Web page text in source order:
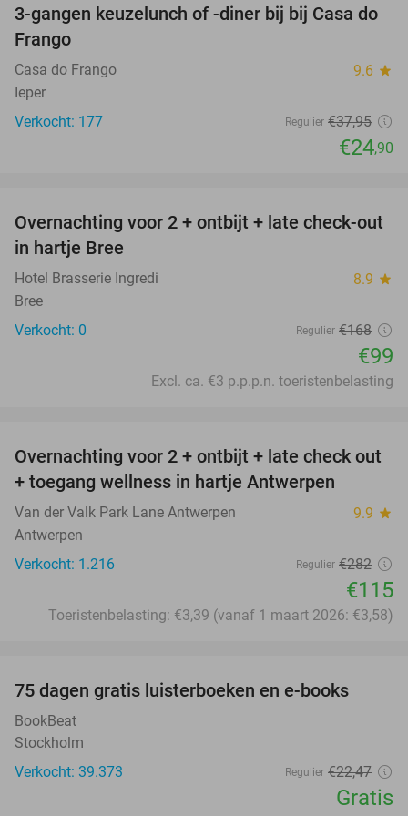
34%
3-gangen keuzelunch of -diner bij bij Casa do
Frango
Casa do Frango 9.6 star
Ieper
Verkocht: 177
Regulier €37,95
€24,90
41%
TODAY
Overnachting voor 2 + ontbijt + late check-out
in hartje Bree
Hotel Brasserie Ingredi 8.9 star
Bree
Verkocht: 0
Regulier €168
€99
Excl. ca. €3 p.p.p.n. toeristenbelasting
59%
Overnachting voor 2 + ontbijt + late check out
+ toegang wellness in hartje Antwerpen
Van der Valk Park Lane Antwerpen 9.9 star
Antwerpen
Verkocht: 1.216
Regulier €282
€115
Toeristenbelasting: €3,39 (vanaf 1 maart 2026: €3,58)
75 dagen gratis luisterboeken en e-books
BookBeat
Stockholm
Verkocht: 39.373
Regulier €22,47
Gratis